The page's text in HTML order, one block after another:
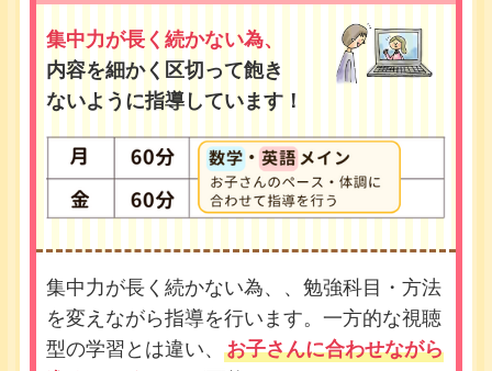
集中力が長く続かない為、
内容を細かく区切って飽き
ないように指導しています！
集中力が長く続かない為、、勉強科目・方法
を変えながら指導を行います。一方的な視聴
型の学習とは違い、 お子さんに合わせながら